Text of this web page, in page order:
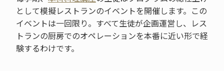
として模擬レストランのイベントを開催します。この
イベントは一回限り。すべて生徒が企画運営し、レス
トランの厨房でのオペレーションを本番に近い形で経
験するわけです。